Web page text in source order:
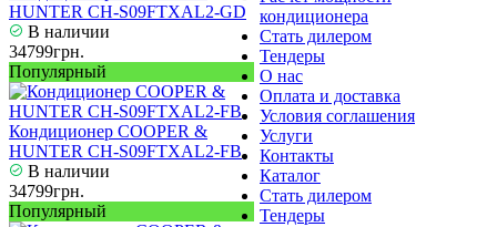
HUNTER CH-S09FTXAL2-GD
В наличии
34799грн.
Популярный
Кондиционер COOPER &
HUNTER CH-S09FTXAL2-FB
В наличии
34799грн.
Популярный
кондиционера
Стать дилером
Тендеры
О нас
Оплата и доставка
Условия соглашения
Услуги
Контакты
Каталог
Стать дилером
Тендеры